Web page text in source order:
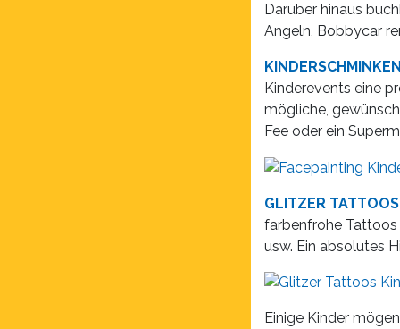
Darüber hinaus
Angeln, Bobbycar
KINDERSCHMINKEN
Kinderevents eine
mögliche,
Fee oder ein
GLITZER TATTOOS
farbenfrohe Tattoos
usw. Ein absolutes
Einige Kinder